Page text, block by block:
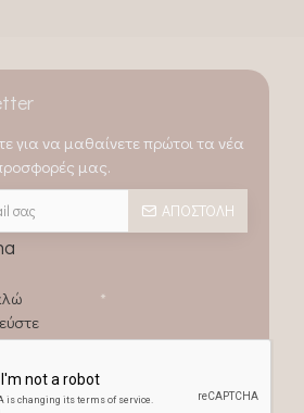
για να μαθαίνετε πρώτοι τα νέα
μας.
ΑΠΟΣΤΟΛΉ